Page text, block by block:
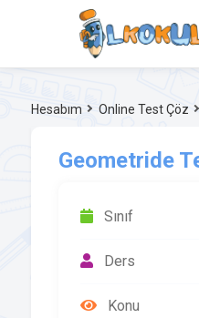
Hesabım Online Test Çöz
Geometride
Sınıf
Ders
Konu